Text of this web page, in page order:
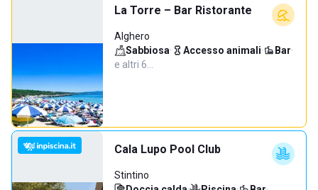
La Torre – Bar Ristorante
Alghero
Sabbiosa· Accesso animali· Bar·
e altri 6…
Cala Lupo Pool Club
Stintino